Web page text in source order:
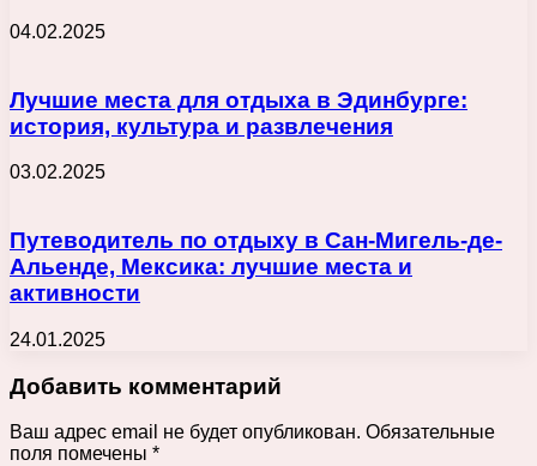
04.02.2025
Лучшие места для отдыха в Эдинбурге:
история, культура и развлечения
03.02.2025
Путеводитель по отдыху в Сан-Мигель-де-
Альенде, Мексика: лучшие места и
активности
24.01.2025
Добавить комментарий
Ваш адрес email не будет опубликован. Обязательные
поля помечены *